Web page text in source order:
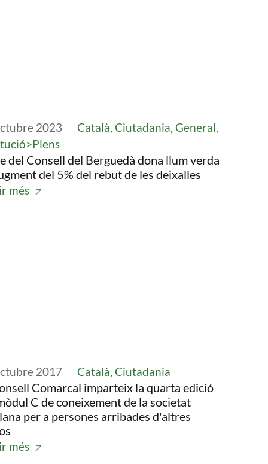
2023
Català, Ciutadania, General,
del Consell del Berguedà dona llum verda
del 5% del rebut de les deixalles
més
2017 Català, Ciutadania
Comarcal imparteix la quarta edició
C de coneixement de la societat
per a persones arribades d'altres
més